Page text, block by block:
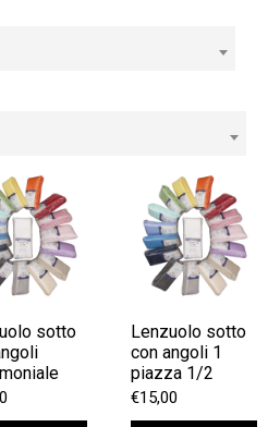
sotto
Lenzuolo sotto
con angoli 1
piazza 1/2
€15,00